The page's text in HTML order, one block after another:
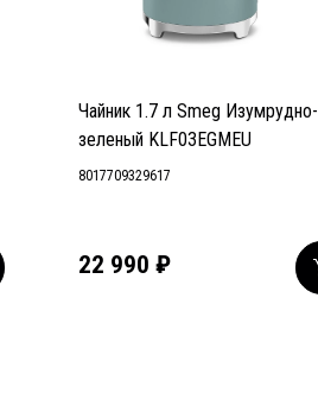
Чайник 1.7 л Smeg Изумрудно-
зеленый KLF03EGMEU
8017709329617
22 990 ₽